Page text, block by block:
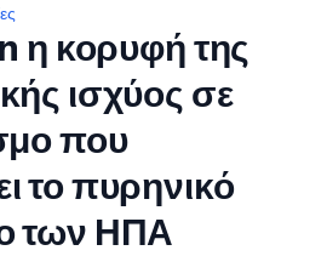
η κορυφή της
ισχύος σε
που
το πυρηνικό
των ΗΠΑ